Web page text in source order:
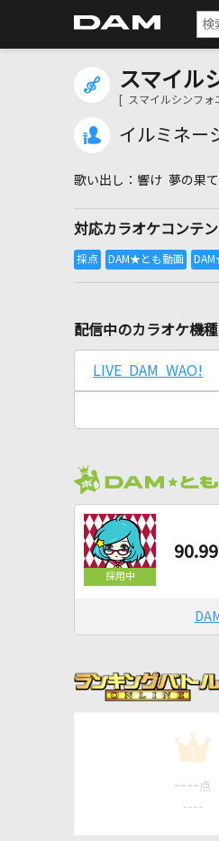
スマイル
[ スマイルシンフォ
イルミネー
響け 夢の果て
対応カラオケコンテ
配信中のカラオケ機種
LIVE DAM WAO!
1
---- 点
----